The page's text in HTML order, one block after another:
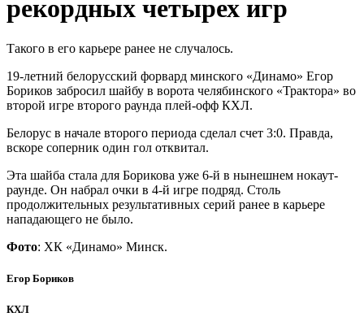
рекордных четырех игр
Такого в его карьере ранее не случалось.
19-летний белорусский форвард минского «Динамо» Егор
Бориков забросил шайбу в ворота челябинского «Трактора» во
второй игре второго раунда плей-офф КХЛ.
Белорус в начале второго периода сделал счет 3:0. Правда,
вскоре соперник один гол отквитал.
Эта шайба стала для Борикова уже 6-й в нынешнем нокаут-
раунде. Он набрал очки в 4-й игре подряд. Столь
продолжительных результативных серий ранее в карьере
нападающего не было.
Фото: ХК «Динамо» Минск.
Егор Бориков
КХЛ